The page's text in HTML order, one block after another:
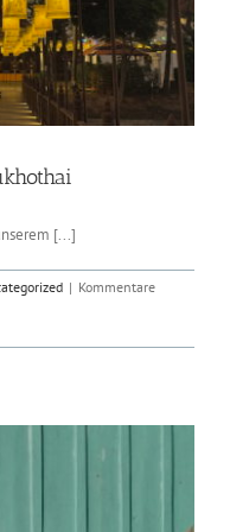
[...]
| Kommentare